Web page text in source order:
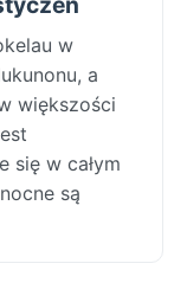
w
a
większości
się w całym
są